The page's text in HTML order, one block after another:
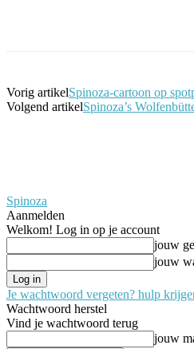
Vorig artikelSpinoza-cartoon op
Volgend artikelSpinoza’s
Spinoza
Aanmelden
Welkom! Log in op je account
jouw
jouw
Je wachtwoord vergeten? hulp
Wachtwoord herstel
Vind je wachtwoord terug
jouw